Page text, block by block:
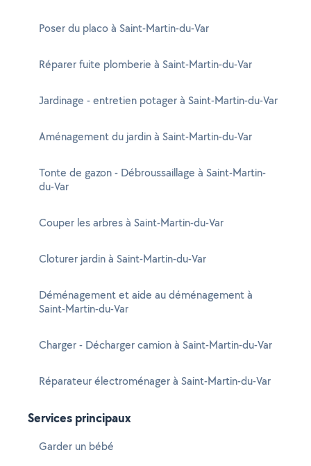
Poser du placo à Saint-Martin-du-Var
Réparer fuite plomberie à Saint-Martin-du-Var
Jardinage - entretien potager à Saint-Martin-du-Var
Aménagement du jardin à Saint-Martin-du-Var
Tonte de gazon - Débroussaillage à Saint-Martin-
du-Var
Couper les arbres à Saint-Martin-du-Var
Cloturer jardin à Saint-Martin-du-Var
Déménagement et aide au déménagement à
Saint-Martin-du-Var
Charger - Décharger camion à Saint-Martin-du-Var
Réparateur électroménager à Saint-Martin-du-Var
Services principaux
Garder un bébé